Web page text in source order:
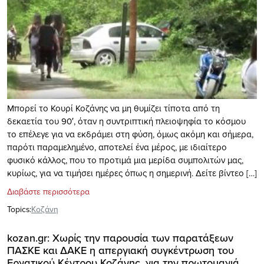
Μπορεί το Κουρί Κοζάνης να μη θυμίζει τίποτα από τη
δεκαετία του 90′, όταν η συντριπτική πλειοψηφία το κόσμου
το επέλεγε για να εκδράμει στη φύση, όμως ακόμη και σήμερα,
παρότι παραμελημένο, αποτελεί ένα μέρος, με ιδιαίτερο
φυσικό κάλλος, που το προτιμά μια μερίδα συμπολιτών μας,
κυρίως, για να τιμήσει ημέρες όπως η σημερινή. Δείτε βίντεο […]
Διαβάστε περισσότερα
Topics:Κοζάνη
kozan.gr: Χωρίς την παρουσία των παρατάξεων
ΠΑΣΚΕ και ΔΑΚΕ η απεργιακή συγκέντρωση του